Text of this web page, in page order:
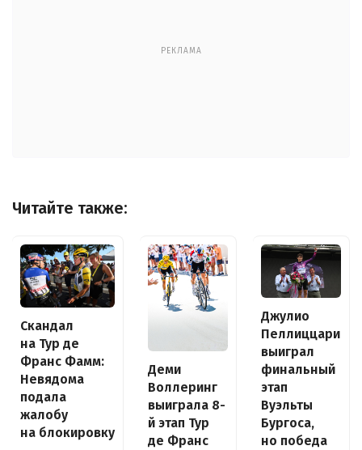
РЕКЛАМА
Читайте также:
Скандал
на Тур де
Франс Фамм:
Невядома
подала
жалобу
на блокировку
Деми
Воллеринг
выиграла 8-
й этап Тур
де Франс
Джулио
Пеллиццари
выиграл
финальный
этап
Вуэльты
Бургоса,
но победа